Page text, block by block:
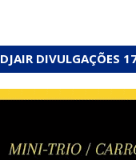
DJAIR DIVULGAÇÕES